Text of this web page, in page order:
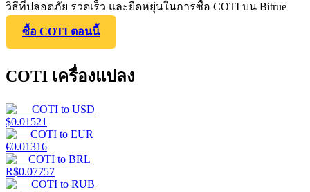
วิธีที่ปลอดภัย รวดเร็ว และยืดหยุ่นในการซื้อ COTI บน Bitrue
ซื้อ COTI ตอนนี้
COTI เครื่องแปลง
COTI to USD
$0.01521
COTI to EUR
€0.01316
COTI to BRL
R$0.07757
COTI to RUB